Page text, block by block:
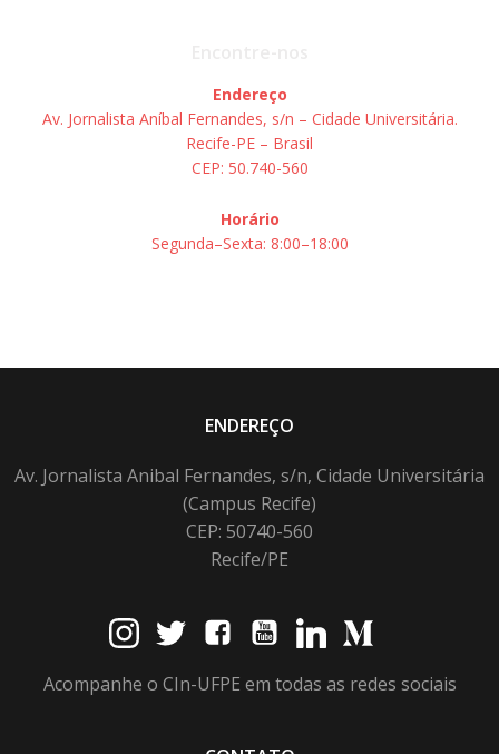
Endereço
Av. Jornalista Aníbal Fernandes, s/n – Cidade Universitária.
Recife-PE – Brasil
CEP: 50.740-560
Horário
Segunda–Sexta: 8:00–18:00
ENDEREÇO
Av. Jornalista Anibal Fernandes, s/n, Cidade Universitária
(Campus Recife)
CEP: 50740-560
Recife/PE
Acompanhe o CIn-UFPE em todas as redes sociais